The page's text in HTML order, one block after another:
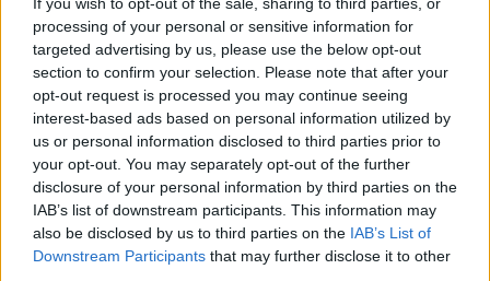
If you wish to opt-out of the sale, sharing to third parties, or
processing of your personal or sensitive information for
targeted advertising by us, please use the below opt-out
section to confirm your selection. Please note that after your
opt-out request is processed you may continue seeing
interest-based ads based on personal information utilized by
us or personal information disclosed to third parties prior to
your opt-out. You may separately opt-out of the further
disclosure of your personal information by third parties on the
IAB’s list of downstream participants. This information may
also be disclosed by us to third parties on the IAB’s List of
Downstream Participants that may further disclose it to other
Προσθέστε το ΕΘΝΟΣ στη Google
Δεν απεντάσσεται το έργο του προαστιακού
Δυτικής Αττικής από το Ταμείο Ανάκαμψης
επανέλαβε εμφατικά ο αναπληρωτής
υπουργός Υποδομών και Μεταφορών
Κώστας Κυρανάκης, στο πλαίσιο της
συζήτησης του νομοσχεδίου για την
αναβάθμιση της ασφάλειας των
σιδηροδρόμων, στην ολομέλεια της Βουλής.